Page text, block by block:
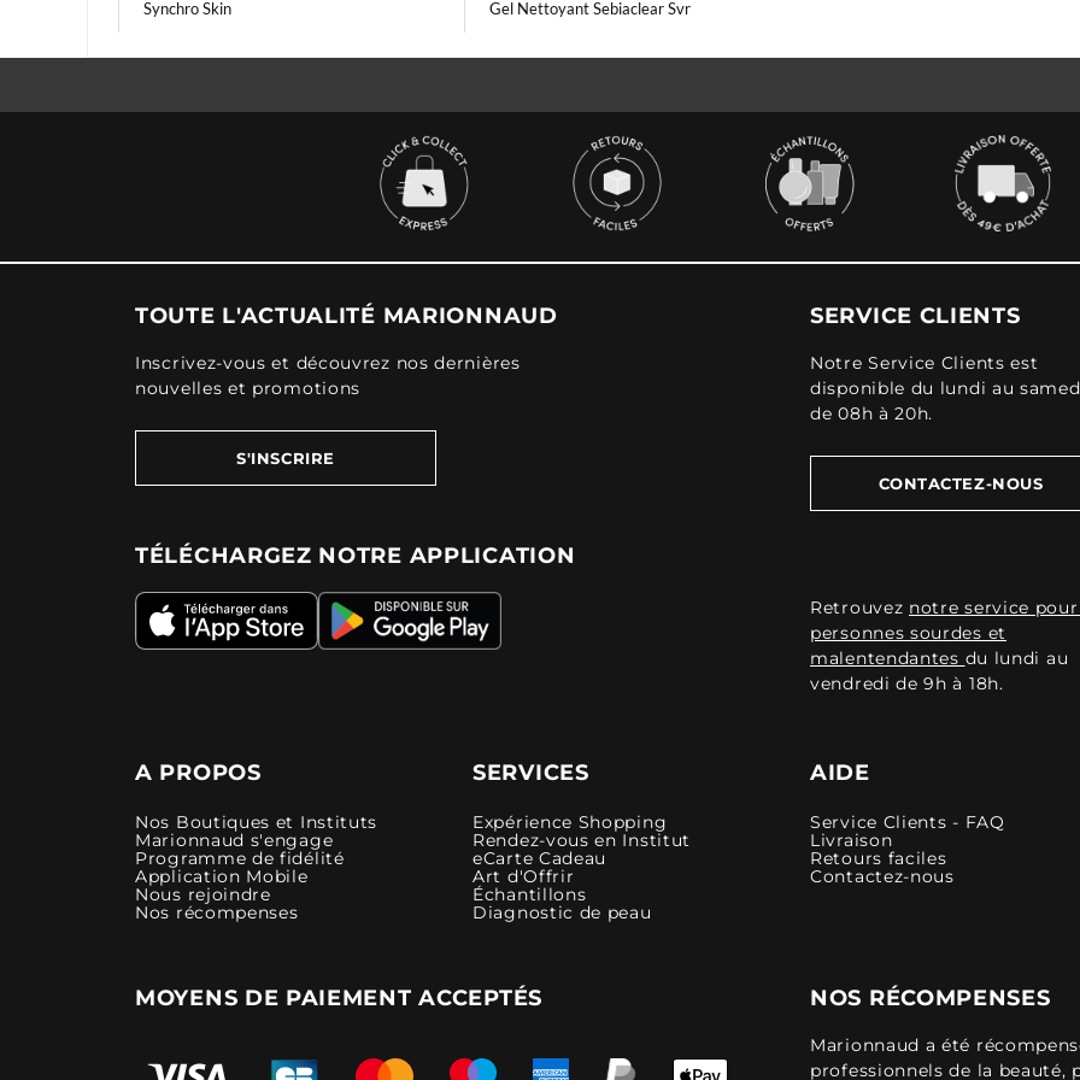
Synchro Skin Gel Nettoyant Sebiaclear Svr
TOUTE L'ACTUALITÉ MARIONNAUD
Inscrivez-vous et découvrez nos dernières
nouvelles et promotions
S'INSCRIRE
TÉLÉCHARGEZ NOTRE APPLICATION
SERVICE CLIENTS
Notre Service Clients est
disponible du lundi au
de 08h à 20h.
CONTACTEZ-NOUS
Retrouvez notre service
personnes sourdes et
malentendantes du lundi au
vendredi de 9h à 18h.
A PROPOS
Nos Boutiques et Instituts
Marionnaud s'engage
Programme de fidélité
Application Mobile
Nous rejoindre
Nos récompenses
SERVICES
Expérience Shopping
Rendez-vous en Institut
eCarte Cadeau
Art d'Offrir
Échantillons
Diagnostic de peau
AIDE
Service Clients - FAQ
Livraison
Retours faciles
Contactez-nous
MOYENS DE PAIEMENT ACCEPTÉS NOS RÉCOMPENSES
Marionnaud a été
professionnels de la beauté,